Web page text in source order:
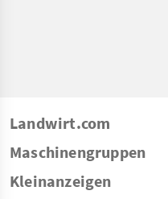
Landwirt.com
Maschinengruppen
Kleinanzeigen